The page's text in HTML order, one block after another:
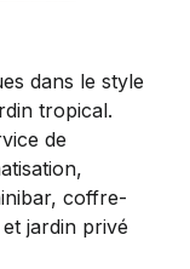
dans le style
tropical.
de
coffre-
jardin privé